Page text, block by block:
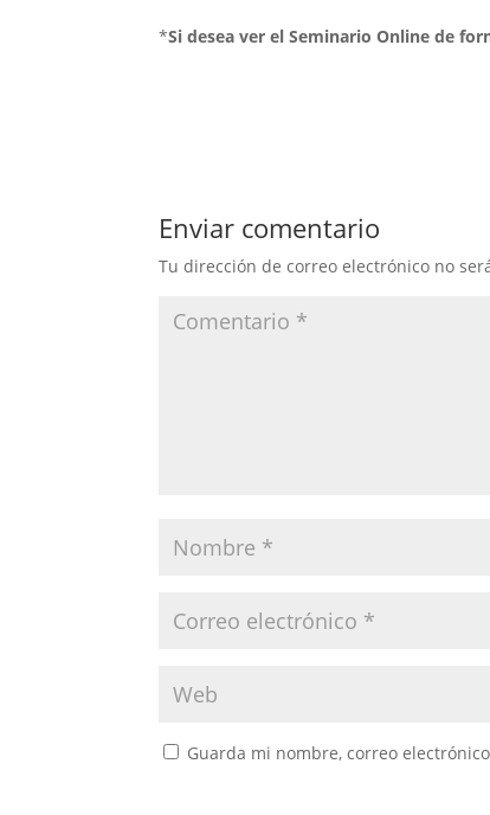
*Si desea ver el Seminario Online de
Enviar comentario
Tu dirección de correo electrónico no
Guarda mi nombre, correo